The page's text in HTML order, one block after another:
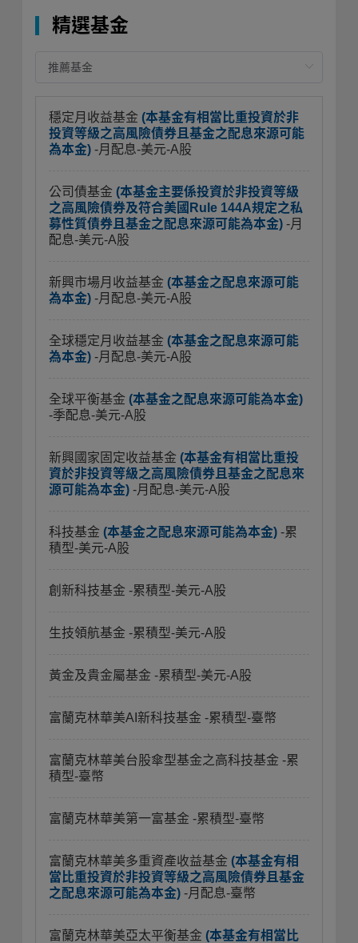
精選基金
穩定月收益基金 (本基金有相當比重投資於非
投資等級之高風險債券且基金之配息來源可能
為本金) -月配息-美元-A股
公司債基金 (本基金主要係投資於非投資等級
之高風險債券及符合美國Rule 144A規定之私
募性質債券且基金之配息來源可能為本金) -月
配息-美元-A股
新興市場月收益基金 (本基金之配息來源可能
為本金) -月配息-美元-A股
全球穩定月收益基金 (本基金之配息來源可能
為本金) -月配息-美元-A股
全球平衡基金 (本基金之配息來源可能為本金)
-季配息-美元-A股
新興國家固定收益基金 (本基金有相當比重投
資於非投資等級之高風險債券且基金之配息來
源可能為本金) -月配息-美元-A股
科技基金 (本基金之配息來源可能為本金) -累
積型-美元-A股
創新科技基金 -累積型-美元-A股
生技領航基金 -累積型-美元-A股
黃金及貴金屬基金 -累積型-美元-A股
富蘭克林華美AI新科技基金 -累積型-臺幣
富蘭克林華美台股傘型基金之高科技基金 -累
積型-臺幣
富蘭克林華美第一富基金 -累積型-臺幣
富蘭克林華美多重資產收益基金 (本基金有相
當比重投資於非投資等級之高風險債券且基金
之配息來源可能為本金) -月配息-臺幣
富蘭克林華美亞太平衡基金 (本基金有相當比